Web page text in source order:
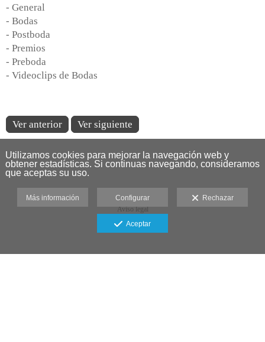
- General
- Bodas
- Postboda
- Premios
- Preboda
- Videoclips de Bodas
Ver anterior Ver siguiente
Aviso legal
Utilizamos cookies para mejorar la navegación web y
obtener estadísticas. Si continuas navegando, consideramos
que aceptas su uso.
Más información Configurar Rechazar
Aceptar